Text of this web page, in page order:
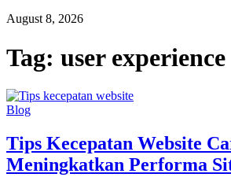
August 8, 2026
Tag: user experience
Blog
Tips Kecepatan Website
Meningkatkan Performa